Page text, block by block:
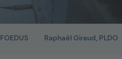
FOEDUS Raphaël Giraud, PLDO